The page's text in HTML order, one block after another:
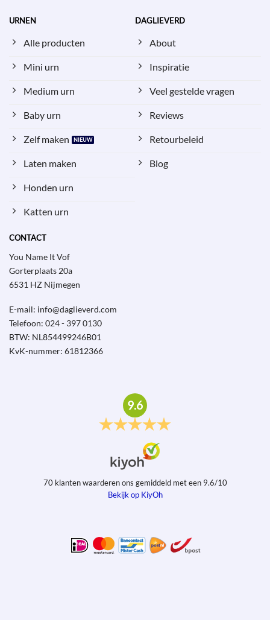
URNEN
Alle producten
Mini urn
Medium urn
Baby urn
Zelf maken
Laten maken
Honden urn
Katten urn
DAGLIEVERD
About
Inspiratie
Veel gestelde vragen
Reviews
Retourbeleid
Blog
CONTACT
You Name It Vof
Gorterplaats 20a
6531 HZ Nijmegen
E-mail: info@daglieverd.com
Telefoon: 024 - 397 0130
BTW: NL854499246B01
KvK-nummer: 61812366
9.6
70klanten waarderen ons gemiddeld met een 9.6/10
Bekijk op KiyOh